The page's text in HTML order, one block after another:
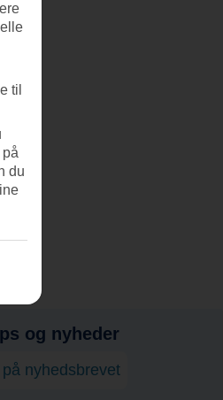
og nyheder
nyhedsbrevet
til
du